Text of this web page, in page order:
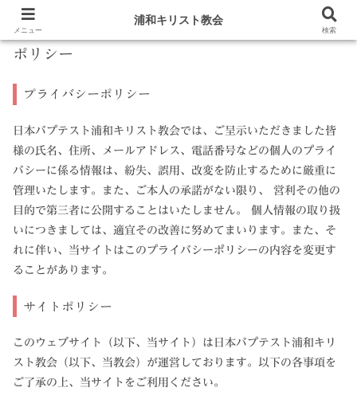
ポリシー
プライバシーポリシー
日本バプテスト浦和キリスト教会では、ご呈示いただきました皆
様の氏名、住所、メールアドレス、電話番号などの個人のプライ
バシーに係る情報は、紛失、誤用、改変を防止するために厳重に
管理いたします。また、ご本人の承諾がない限り、 営利その他の
目的で第三者に公開することはいたしません。 個人情報の取り扱
いにつきましては、適宜その改善に努めてまいります。また、そ
れに伴い、当サイトはこのプライバシーポリシーの内容を変更す
ることがあります。
サイトポリシー
このウェブサイト（以下、当サイト）は日本バプテスト浦和キリ
スト教会（以下、当教会）が運営しております。以下の各事項を
ご了承の上、当サイトをご利用ください。
メニュー
浦和キリスト教会
検索